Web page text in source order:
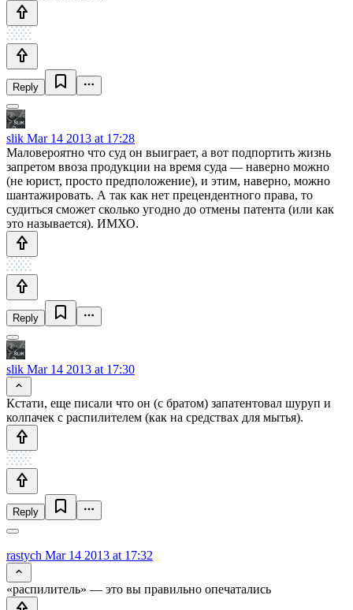
Reply
slik Mar 14 2013 at 17:28
Маловероятно что суд он выиграет, а вот подпортить жизнь
запретом ввоза продукции на время суда — наверно можно
(не юрист, просто предположение), и этим, наверно, можно
шантажировать. А так как нет прецендентного права, то
судиться сможет сколько угодно до отмены патента (или как
это называется). ИМХО.
Reply
slik Mar 14 2013 at 17:30
Кстати, еще писали что он (с братом) запатентовал шуруп и
колпачек с распилителем (как на средствах для мытья).
Reply
rastych Mar 14 2013 at 17:32
«распилитель» — это вы правильно опечатались